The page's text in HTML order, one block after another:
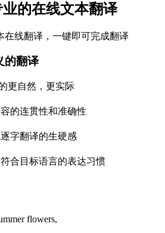
的在线文本翻译
在线翻译，一键即可完成翻译
的翻译
更自然，更实际
的连贯性和准确性
字翻译的生硬感
合目标语言的表达习惯
flowers,